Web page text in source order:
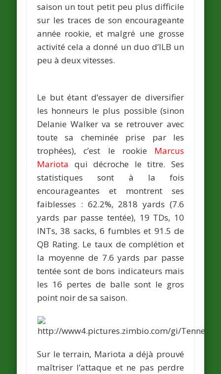
saison un tout petit peu plus difficile
sur les traces de son encourageante
année rookie, et malgré une grosse
activité cela a donné un duo d’ILB un
peu à deux vitesses.
Le but étant d’essayer de diversifier
les honneurs le plus possible (sinon
Delanie Walker va se retrouver avec
toute sa cheminée prise par les
trophées), c’est le rookie Marcus
Mariota qui décroche le titre. Ses
statistiques sont à la fois
encourageantes et montrent ses
faiblesses : 62.2%, 2818 yards (7.6
yards par passe tentée), 19 TDs, 10
INTs, 38 sacks, 6 fumbles et 91.5 de
QB Rating. Le taux de complétion et
la moyenne de 7.6 yards par passe
tentée sont de bons indicateurs mais
les 16 pertes de balle sont le gros
point noir de sa saison.
Sur le terrain, Mariota a déjà prouvé
maîtriser l’attaque et ne pas perdre